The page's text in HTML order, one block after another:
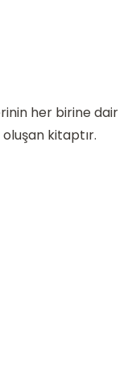
her birine dair
kitaptır.